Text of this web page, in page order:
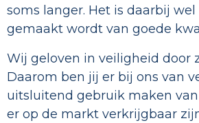
soms langer. Het is daarbij
gemaakt wordt van goede
Wij geloven in veiligheid door
Daarom ben jij er bij ons van
uitsluitend gebruik maken
er op de markt verkrijgbaar